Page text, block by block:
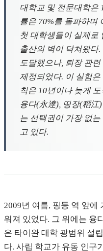
대학교 및 전문대학은
률은 70%를 돌파하며
첫 대학생들이 실제로
출산의 벽이 닥쳐왔다
도달했으나, 퇴장 관
제정되었다. 이 실험
칙은 10년이나 늦게
융다(永達), 띵장(稻江
는 선택권이 가장 없
고 있다.
2009년 여름, 핑둥 역 앞에
워져 있었다. 그 위에는 융
은 타이완 대학 광범위 설
다. 사립 학교가 유동 인구